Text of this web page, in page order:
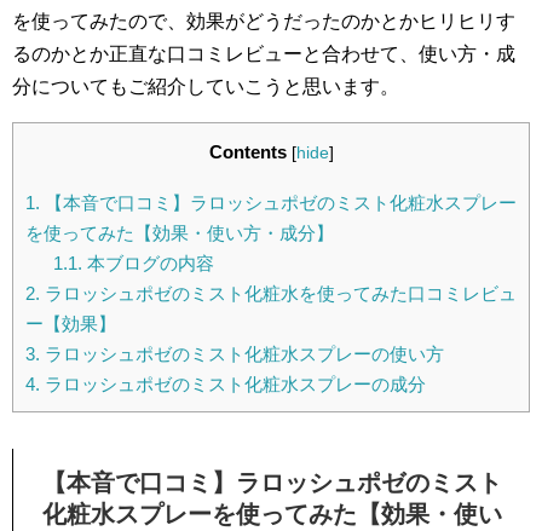
を使ってみたので、効果がどうだったのかとかヒリヒリす
るのかとか正直な口コミレビューと合わせて、使い方・成
分についてもご紹介していこうと思います。
Contents [hide]
1. 【本音で口コミ】ラロッシュポゼのミスト化粧水スプレー
を使ってみた【効果・使い方・成分】
1.1. 本ブログの内容
2. ラロッシュポゼのミスト化粧水を使ってみた口コミレビュ
ー【効果】
3. ラロッシュポゼのミスト化粧水スプレーの使い方
4. ラロッシュポゼのミスト化粧水スプレーの成分
【本音で口コミ】ラロッシュポゼのミスト
化粧水スプレーを使ってみた【効果・使い